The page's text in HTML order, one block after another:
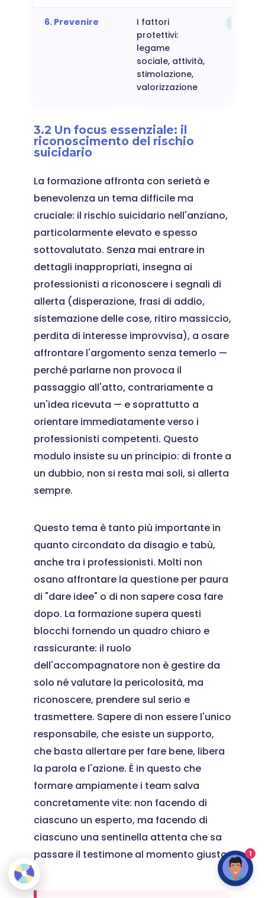
6. Prevenire
I fattori
protettivi:
legame
sociale, attività,
stimolazione,
valorizzazione
3.2 Un focus essenziale: il
riconoscimento del rischio
suicidario
La formazione affronta con serietà e
benevolenza un tema difficile ma
cruciale: il rischio suicidario nell'anziano,
particolarmente elevato e spesso
sottovalutato. Senza mai entrare in
dettagli inappropriati, insegna ai
professionisti a riconoscere i segnali di
allerta (disperazione, frasi di addio,
sistemazione delle cose, ritiro massiccio,
perdita di interesse improvvisa), a osare
affrontare l'argomento senza temerlo —
perché parlarne non provoca il
passaggio all'atto, contrariamente a
un'idea ricevuta — e soprattutto a
orientare immediatamente verso i
professionisti competenti. Questo
modulo insiste su un principio: di fronte a
un dubbio, non si resta mai soli, si allerta
sempre.
Questo tema è tanto più importante in
quanto circondato da disagio e tabù,
anche tra i professionisti. Molti non
osano affrontare la questione per paura
di "dare idee" o di non sapere cosa fare
dopo. La formazione supera questi
blocchi fornendo un quadro chiaro e
rassicurante: il ruolo
dell'accompagnatore non è gestire da
solo né valutare la pericolosità, ma
riconoscere, prendere sul serio e
trasmettere. Sapere di non essere l'unico
responsabile, che esiste un supporto,
che basta allertare per fare bene, libera
la parola e l'azione. È in questo che
formare ampiamente i team salva
concretamente vite: non facendo di
ciascuno un esperto, ma facendo di
ciascuno una sentinella attenta che sa
passare il testimone al momento giusto.
1